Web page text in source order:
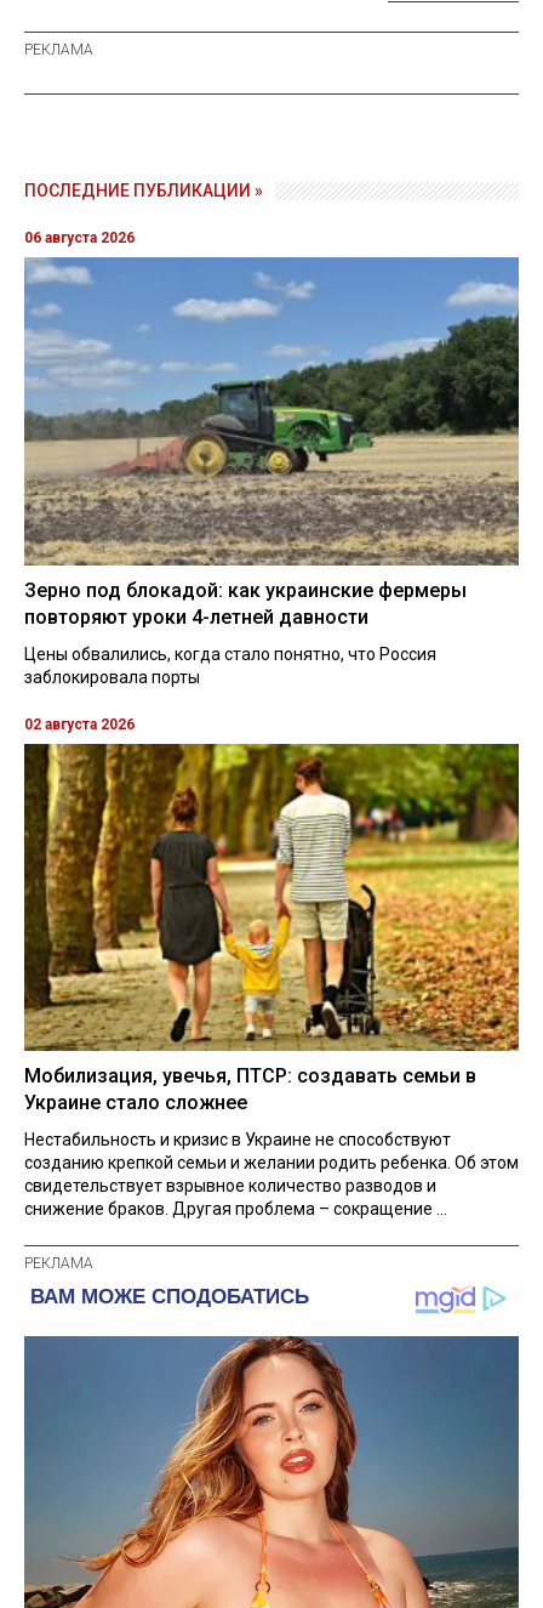
ПОСЛЕДНИЕ ПУБЛИКАЦИИ »
06 августа 2026
Зерно под блокадой: как украинские фермеры
повторяют уроки 4-летней давности
Цены обвалились, когда стало понятно, что Россия
заблокировала порты
02 августа 2026
Мобилизация, увечья, ПТСР: создавать семьи в
Украине стало сложнее
Нестабильность и кризис в Украине не способствуют
созданию крепкой семьи и желании родить ребенка. Об этом
свидетельствует взрывное количество разводов и
снижение браков. Другая проблема – сокращение ...